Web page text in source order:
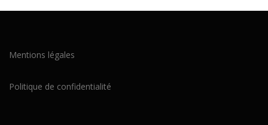
Mentions légales
Politique de confidentialité